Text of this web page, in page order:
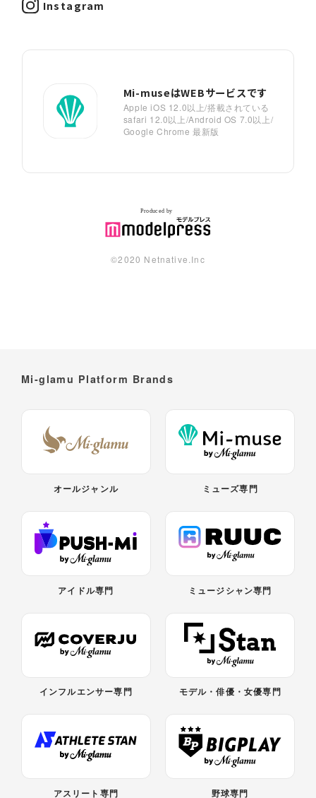
Instagram
Mi-museはWEBサービスです
Apple iOS 12.0以上/搭載されている
safari 12.0以上/Android OS 7.0以上/
Google Chrome 最新版
©︎2020 Netnative.Inc
Mi-glamu Platform Brands
オールジャンル ミューズ専門
アイドル専門 ミュージシャン専門
インフルエンサー専門 モデル・俳優・女優専門
アスリート専門 野球専門